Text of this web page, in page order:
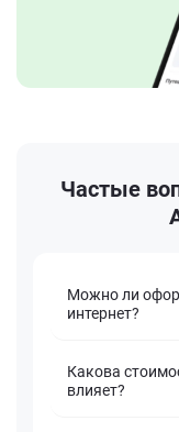
Частые
Можно ли
интернет?
Какова
влияет?